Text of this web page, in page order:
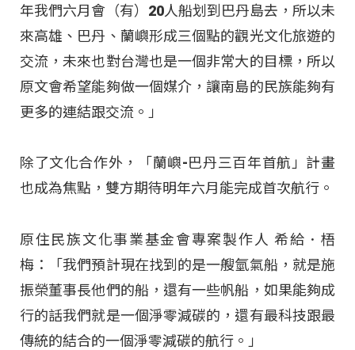
年我們六月會（有）20人船划到巴丹島去，所以未
來高雄、巴丹、蘭嶼形成三個點的觀光文化旅遊的
交流，未來也對台灣也是一個非常大的目標，所以
原文會希望能夠做一個媒介，讓南島的民族能夠有
更多的連結跟交流。」
除了文化合作外，「蘭嶼-巴丹三百年首航」計畫
也成為焦點，雙方期待明年六月能完成首次航行。
原住民族文化事業基金會專案製作人 希給．梧
梅：「我們預計現在找到的是一艘氫氣船，就是施
振榮董事長他們的船，還有一些帆船，如果能夠成
行的話我們就是一個淨零減碳的，還有最科技跟最
傳統的結合的一個淨零減碳的航行。」